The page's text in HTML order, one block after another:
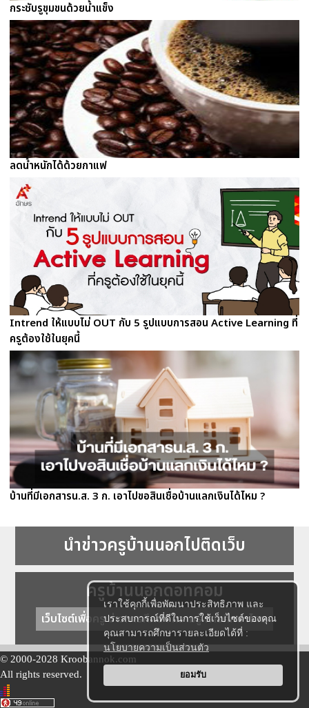
เราใช้คุกกี้เพื่อพัฒนาประสิทธิภาพ และ
ประสบการณ์ที่ดีในการใช้เว็บไซต์ของคุณ
คุณสามารถศึกษารายละเอียดได้ที่ :
นโยบายความเป็นส่วนตัว
ยอมรับ
กระชับรูขุมขนด้วยน้ำแข็ง
ลดน้ำหนักได้ด้วยกาแฟ
Intrend ให้แบบไม่ OUT กับ 5 รูปแบบการสอน Active Learning ที่
ครูต้องใช้ในยุคนี้
บ้านที่มีเอกสารน.ส. 3 ก. เอาไปขอสินเชื่อบ้านแลกเงินได้ไหม ?
นำข่าวครูบ้านนอกไปติดเว็บ
ครูบ้านนอกดอทคอม
เว็บไซต์เพื่อครู ข่าวการศึกษา ความรู้ การศึกษาไทย
© 2000-2028 Kroobannok.com
All rights reserved.